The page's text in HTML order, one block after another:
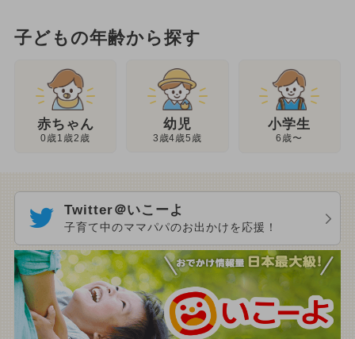
子どもの年齢から探す
赤ちゃん
0歳1歳2歳
幼児
3歳4歳5歳
小学生
6歳〜
Twitter＠いこーよ
子育て中のママパパのお出かけを応援！